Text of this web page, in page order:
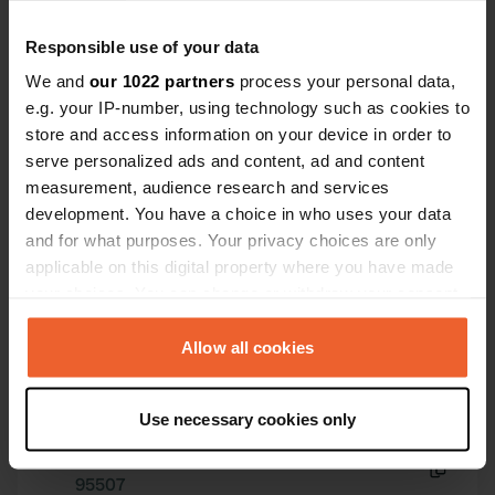
Responsible use of your data
We and our 1022 partners process your personal data,
e.g. your IP-number, using technology such as cookies to
store and access information on your device in order to
serve personalized ads and content, ad and content
measurement, audience research and services
development. You have a choice in who uses your data
and for what purposes. Your privacy choices are only
applicable on this digital property where you have made
any time from the Cookie Declaration or by clicking on
the Privacy trigger icon.
Collect information about your geographical location
which can be accurate to within several meters
Identify your device by actively scanning it for
Allow all cookies
Use necessary cookies only
Contact
Emplacement
Via Torre Lapillo
Copie
Copie
Code du site
95507